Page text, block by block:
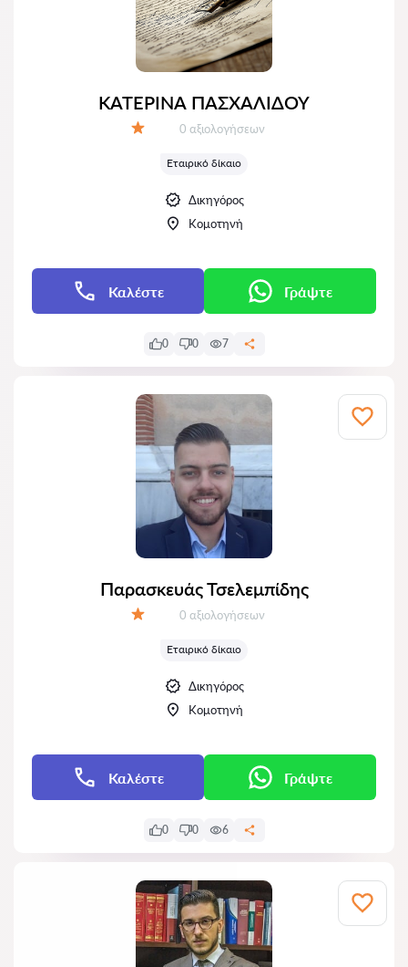
ΚΑΤΕΡΙΝΑ ΠΑΣΧΑΛΙΔΟΥ
Αξιολογήσεις:
0 αξιολογήσεων
Εταιρικό δίκαιο
Δικηγόρος
Κομοτηνή
Καλέστε Γράψτε
0 0 7
Παρασκευάς Τσελεμπίδης
Αξιολογήσεις:
0 αξιολογήσεων
Εταιρικό δίκαιο
Δικηγόρος
Κομοτηνή
Καλέστε Γράψτε
0 0 6